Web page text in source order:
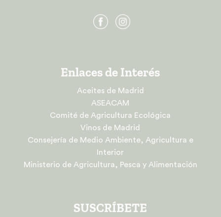
Enlaces de Interés
Aceites de Madrid
ASEACAM
Comité de Agricultura Ecológica
Vinos de Madrid
Consejería de Medio Ambiente, Agricultura e
Interior
Ministerio de Agricultura, Pesca y Alimentación
SUSCRÍBETE